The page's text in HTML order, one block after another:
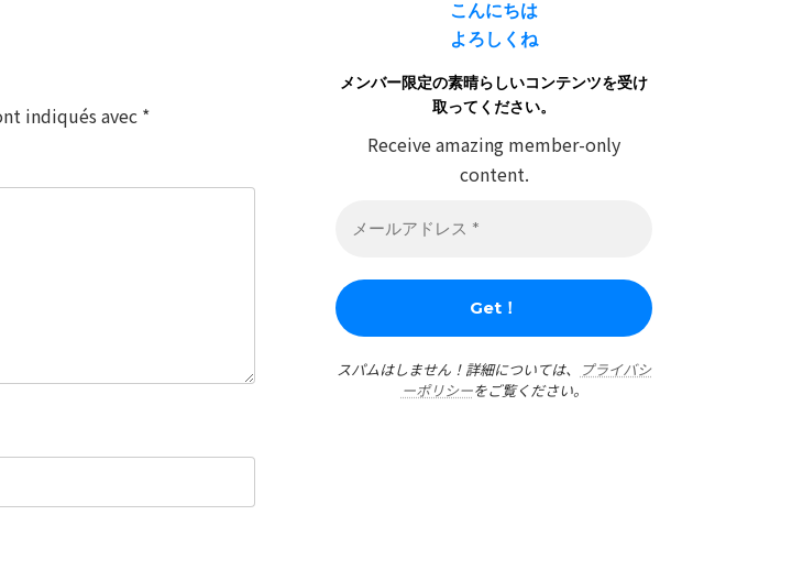
indiqués avec *
こんにちは
よろしくね
メンバー限定の素晴らしいコンテンツを受け
取ってください。
Receive amazing member-only
content.
スパムはしません！詳細については、
プライバシ
ーポリシーをご覧ください。